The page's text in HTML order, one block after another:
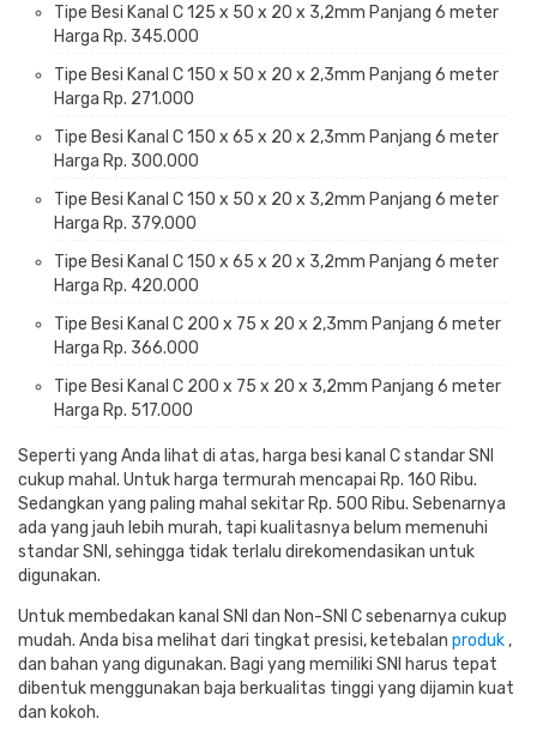
Tipe Besi Kanal C 125 x 50 x 20 x 3,2mm Panjang 6 meter
Harga Rp. 345.000
Tipe Besi Kanal C 150 x 50 x 20 x 2,3mm Panjang 6 meter
Harga Rp. 271.000
Tipe Besi Kanal C 150 x 65 x 20 x 2,3mm Panjang 6 meter
Harga Rp. 300.000
Tipe Besi Kanal C 150 x 50 x 20 x 3,2mm Panjang 6 meter
Harga Rp. 379.000
Tipe Besi Kanal C 150 x 65 x 20 x 3,2mm Panjang 6 meter
Harga Rp. 420.000
Tipe Besi Kanal C 200 x 75 x 20 x 2,3mm Panjang 6 meter
Harga Rp. 366.000
Tipe Besi Kanal C 200 x 75 x 20 x 3,2mm Panjang 6 meter
Harga Rp. 517.000
Seperti yang Anda lihat di atas, harga besi kanal C standar SNI
cukup mahal. Untuk harga termurah mencapai Rp. 160 Ribu.
Sedangkan yang paling mahal sekitar Rp. 500 Ribu. Sebenarnya
ada yang jauh lebih murah, tapi kualitasnya belum memenuhi
standar SNI, sehingga tidak terlalu direkomendasikan untuk
digunakan.
Untuk membedakan kanal SNI dan Non-SNI C sebenarnya cukup
mudah. Anda bisa melihat dari tingkat presisi, ketebalan produk ,
dan bahan yang digunakan. Bagi yang memiliki SNI harus tepat
dibentuk menggunakan baja berkualitas tinggi yang dijamin kuat
dan kokoh.